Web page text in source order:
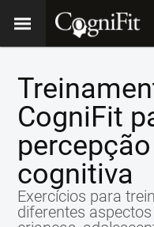
CogniFit
percepção
cognitiva
Exercícios para
diferentes